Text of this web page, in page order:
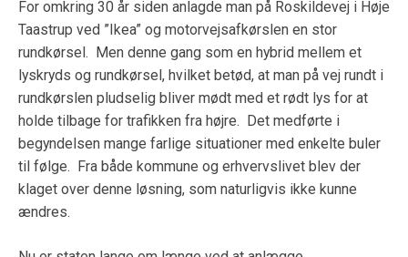
For omkring 30 år siden anlagde man på Roskildevej i Høje
Taastrup ved ”Ikea” og motorvejsafkørslen en stor
rundkørsel. Men denne gang som en hybrid mellem et
lyskryds og rundkørsel, hvilket betød, at man på vej rundt i
rundkørslen pludselig bliver mødt med et rødt lys for at
holde tilbage for trafikken fra højre. Det medførte i
begyndelsen mange farlige situationer med enkelte buler
til følge. Fra både kommune og erhvervslivet blev der
klaget over denne løsning, som naturligvis ikke kunne
ændres.